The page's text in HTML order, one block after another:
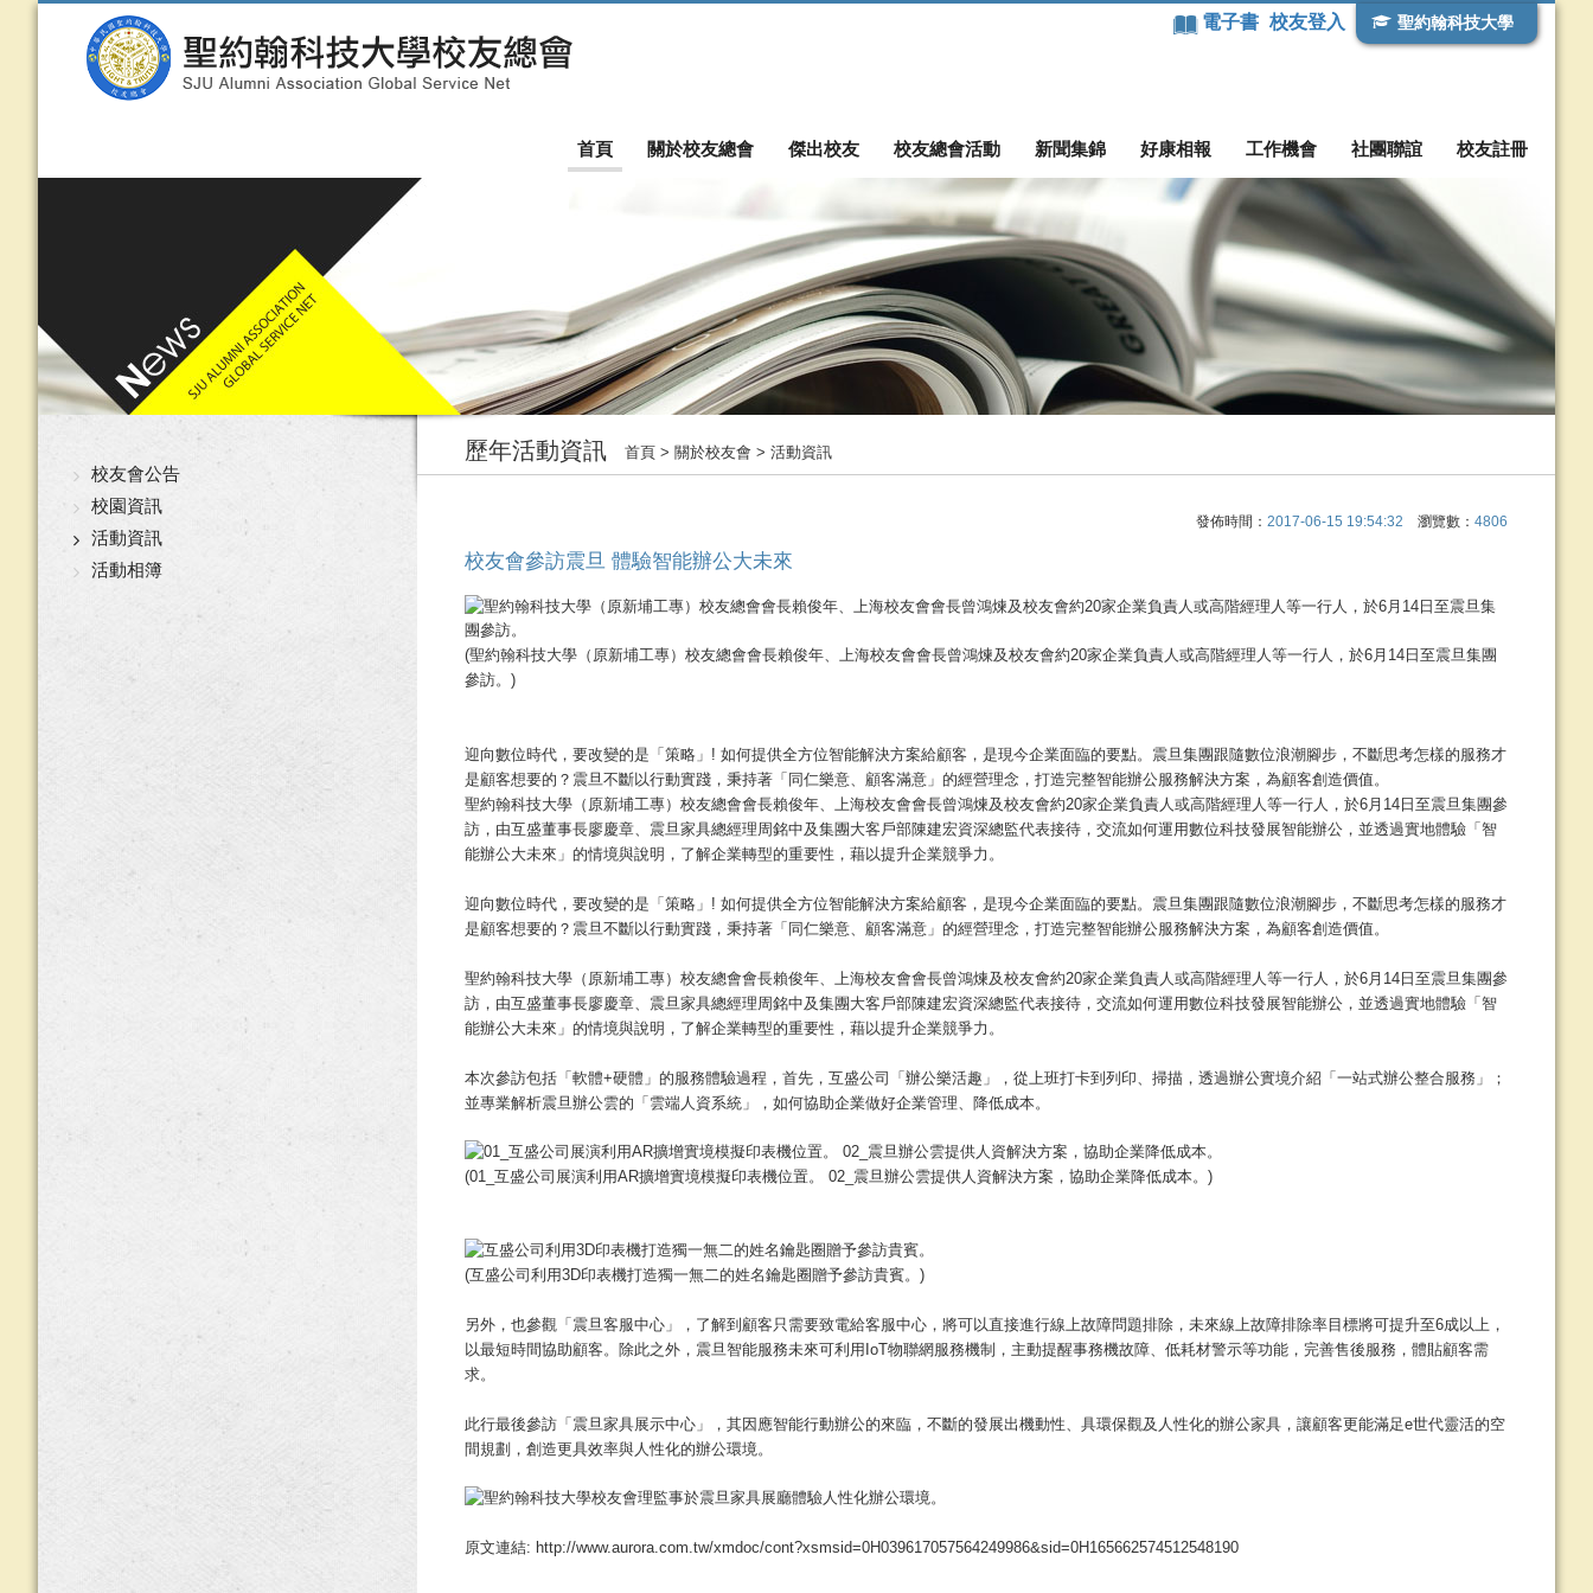
電子書 校友登入 聖約翰科技大學
首頁 關於校友總會 傑出校友 校友總會活動 新聞集錦 好康相報 工作機會 社團聯誼 校友註冊
校友會公告
校園資訊
活動資訊
活動相簿
歷年活動資訊 首頁 > 關於校友會 > 活動資訊
發佈時間： 2017-06-15 19:54:32 瀏覽數： 4806
校友會參訪震旦 體驗智能辦公大未來
(聖約翰科技大學（原新埔工專）校友總會會長賴俊年、上海校友會會長曾鴻煉及校友會約20家企業負責人或高階經理人等一行人，於6月14日至震旦集團
參訪。)
迎向數位時代，要改變的是「策略」! 如何提供全方位智能解決方案給顧客，是現今企業面臨的要點。震旦集團跟隨數位浪潮腳步，不斷思考怎樣的服務才
是顧客想要的？震旦不斷以行動實踐，秉持著「同仁樂意、顧客滿意」的經營理念，打造完整智能辦公服務解決方案，為顧客創造價值。
聖約翰科技大學（原新埔工專）校友總會會長賴俊年、上海校友會會長曾鴻煉及校友會約20家企業負責人或高階經理人等一行人，於6月14日至震旦集團參
訪，由互盛董事長廖慶章、震旦家具總經理周銘中及集團大客戶部陳建宏資深總監代表接待，交流如何運用數位科技發展智能辦公，並透過實地體驗「智
能辦公大未來」的情境與說明，了解企業轉型的重要性，藉以提升企業競爭力。
迎向數位時代，要改變的是「策略」! 如何提供全方位智能解決方案給顧客，是現今企業面臨的要點。震旦集團跟隨數位浪潮腳步，不斷思考怎樣的服務才
是顧客想要的？震旦不斷以行動實踐，秉持著「同仁樂意、顧客滿意」的經營理念，打造完整智能辦公服務解決方案，為顧客創造價值。
聖約翰科技大學（原新埔工專）校友總會會長賴俊年、上海校友會會長曾鴻煉及校友會約20家企業負責人或高階經理人等一行人，於6月14日至震旦集團參
訪，由互盛董事長廖慶章、震旦家具總經理周銘中及集團大客戶部陳建宏資深總監代表接待，交流如何運用數位科技發展智能辦公，並透過實地體驗「智
能辦公大未來」的情境與說明，了解企業轉型的重要性，藉以提升企業競爭力。
本次參訪包括「軟體+硬體」的服務體驗過程，首先，互盛公司「辦公樂活趣」，從上班打卡到列印、掃描，透過辦公實境介紹「一站式辦公整合服務」；
並專業解析震旦辦公雲的「雲端人資系統」，如何協助企業做好企業管理、降低成本。
(01_互盛公司展演利用AR擴增實境模擬印表機位置。 02_震旦辦公雲提供人資解決方案，協助企業降低成本。)
(互盛公司利用3D印表機打造獨一無二的姓名鑰匙圈贈予參訪貴賓。)
另外，也參觀「震旦客服中心」，了解到顧客只需要致電給客服中心，將可以直接進行線上故障問題排除，未來線上故障排除率目標將可提升至6成以上，
以最短時間協助顧客。除此之外，震旦智能服務未來可利用IoT物聯網服務機制，主動提醒事務機故障、低耗材警示等功能，完善售後服務，體貼顧客需
求。
此行最後參訪「震旦家具展示中心」，其因應智能行動辦公的來臨，不斷的發展出機動性、具環保觀及人性化的辦公家具，讓顧客更能滿足e世代靈活的空
間規劃，創造更具效率與人性化的辦公環境。
原文連結: http://www.aurora.com.tw/xmdoc/cont?xsmsid=0H039617057564249986&sid=0H165662574512548190